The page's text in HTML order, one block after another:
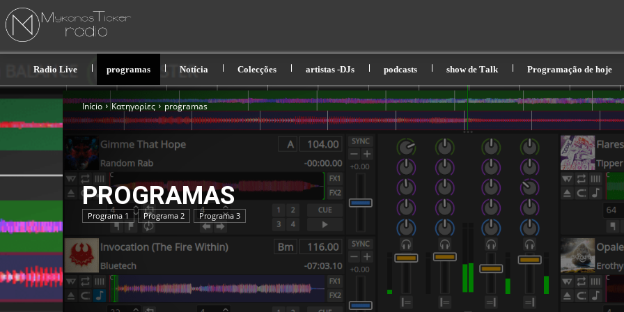
Radio Live programas Notícia Colecções artistas -DJs podcasts show de Τalk Programação de hoje
Início Κατηγορίες programas
PROGRAMAS
Programa 1 Programa 2 Programa 3